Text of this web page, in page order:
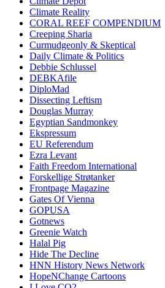
Climate Reality
CORAL REEF COMPENDIUM
Creeping Sharia
Curmudgeonly & Skeptical
Daily Climate & Politics
Debbie Schlussel
DEBKAfile
DiploMad
Dissecting Leftism
Douglas Murray
Egyptian Sandmonkey
Ekspressum
EU Referendum
Ezra Levant
Faith Freedom International
Forskellige Strøtanker
Frontpage Magazine
Gates Of Vienna
GOPUSA
Gotnews
Greenie Watch
Halal Pig
Hide The Decline
HNN History News Network
HopeNChange Cartoons